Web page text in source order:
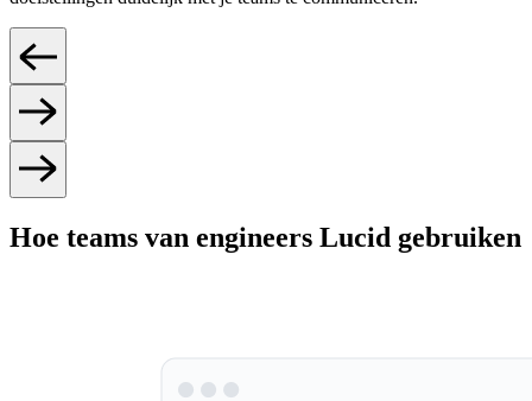
Hoe teams van engineers Lucid gebruiken